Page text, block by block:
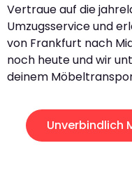
Vertraue auf die
Umzugsservice und
von Frankfurt nach
noch heute und wir
deinem
Unverbindlich